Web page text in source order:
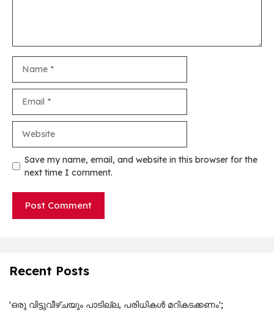
Save my name, email, and website in this browser for the
next time I comment.
Recent Posts
'ഒരു വിട്ടുവീഴ്ചയും പാടില്ല, പരിധികൾ മറികടക്കണം';